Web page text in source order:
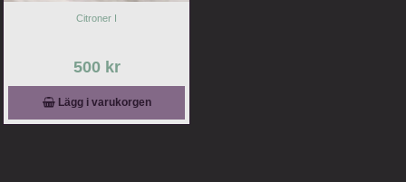
Citroner I
500 kr
Lägg i varukorgen